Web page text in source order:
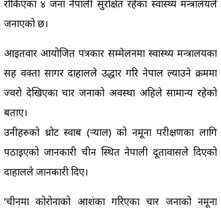
रोकिएका ४ जना नेपाली सुरक्षित रहेका स्वास्थ्य मन्त्रालयले
जनाएको छ।
आइतवार आयोजित पत्रकार सम्मेलनमा स्वास्थ्य मन्त्रालयका
सह प्रवक्ता सागर दाहालले उद्धार गरि नेपाल ल्याउने क्रममा
ज्वरो देखिएका चार जनाको अवस्था अहिले सामान्य रहेको
बताए।
उनीहरुको थ्रोट स्वाब (र्‍याल) को नमूना परीक्षणका लागि
पठाइएको जानकारी चीन स्थित नेपाली दूतावासले दिएको
दाहालले जानकारी दिए।
‘चीनमा कोरोनाको आशंका गरिएका चार जनाको नमूना